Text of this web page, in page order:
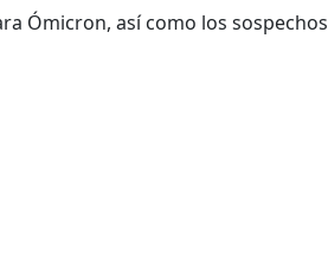
Ómicron, así como los